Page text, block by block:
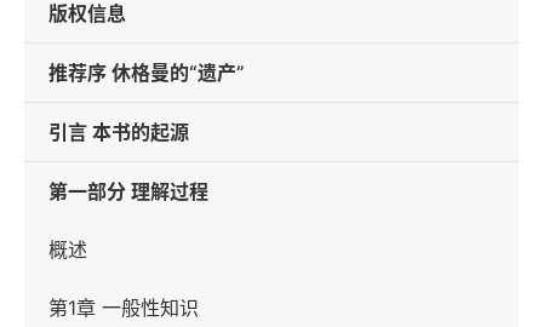
版权信息
推荐序 休格曼的“遗产”
引言 本书的起源
第一部分 理解过程
概述
第1章 一般性知识